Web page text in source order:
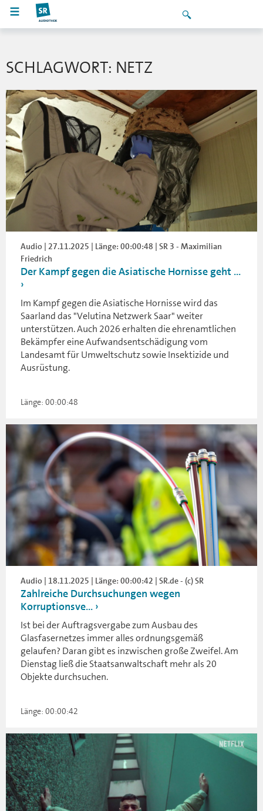
SCHLAGWORT: NETZ
Audio | 27.11.2025 | Länge: 00:00:48 | SR 3 - Maximilian
Friedrich
Der Kampf gegen die Asiatische Hornisse geht ...
Im Kampf gegen die Asiatische Hornisse wird das
Saarland das "Velutina Netzwerk Saar" weiter
unterstützen. Auch 2026 erhalten die ehrenamtlichen
Bekämpfer eine Aufwandsentschädigung vom
Landesamt für Umweltschutz sowie Insektizide und
Ausrüstung.
Länge: 00:00:48
Audio | 18.11.2025 | Länge: 00:00:42 | SR.de - (c) SR
Zahlreiche Durchsuchungen wegen
Korruptionsve...
Ist bei der Auftragsvergabe zum Ausbau des
Glasfasernetzes immer alles ordnungsgemäß
gelaufen? Daran gibt es inzwischen große Zweifel. Am
Dienstag ließ die Staatsanwaltschaft mehr als 20
Objekte durchsuchen.
Länge: 00:00:42